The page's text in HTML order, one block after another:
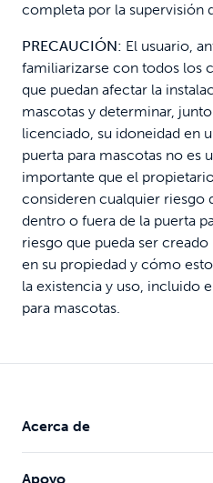
completa por la supervisión
PRECAUCIÓN: El usuario,
familiarizarse con todos los
que puedan afectar la
mascotas y determinar,
licenciado, su idoneidad en
puerta para mascotas no es
importante que el
consideren cualquier riesgo
dentro o fuera de la puerta
riesgo que pueda ser
en su propiedad y cómo
la existencia y uso, incluido
para mascotas.
Acerca de
Apoyo